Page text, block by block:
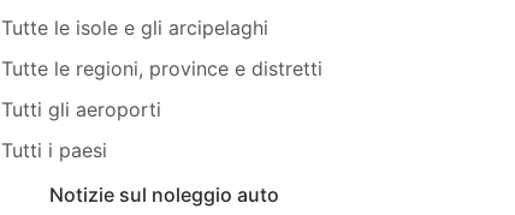
Tutte le isole e gli arcipelaghi
Tutte le regioni, province e distretti
Tutti gli aeroporti
Tutti i paesi
Notizie sul noleggio auto